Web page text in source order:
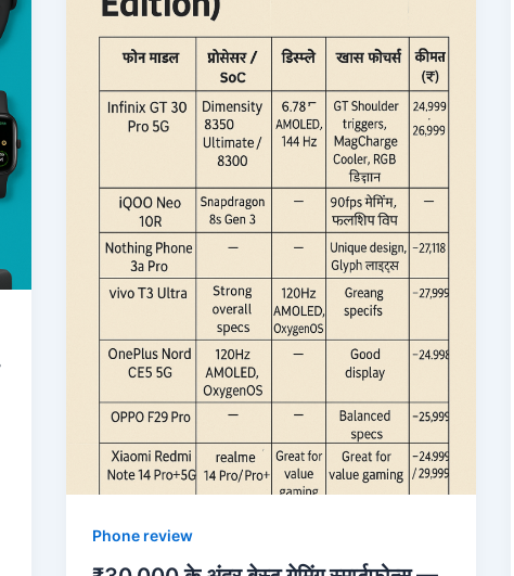
Phone review